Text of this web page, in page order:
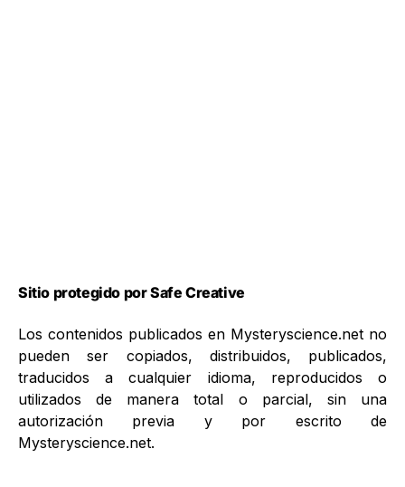
Sitio protegido por Safe Creative
Los contenidos publicados en Mysteryscience.net no
pueden ser copiados, distribuidos, publicados,
traducidos a cualquier idioma, reproducidos o
utilizados de manera total o parcial, sin una
autorización previa y por escrito de
Mysteryscience.net.